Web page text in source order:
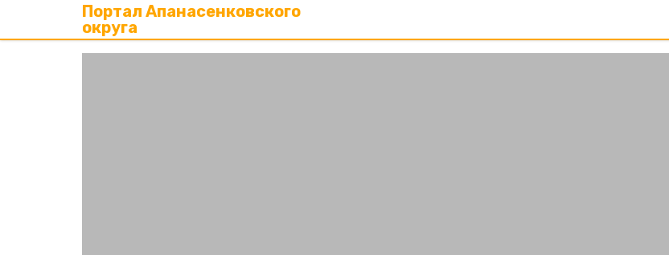
Портал Апанасенковского
округа